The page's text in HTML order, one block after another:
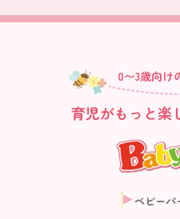
0〜3歳向け
育児がもっと楽
ベビーパ